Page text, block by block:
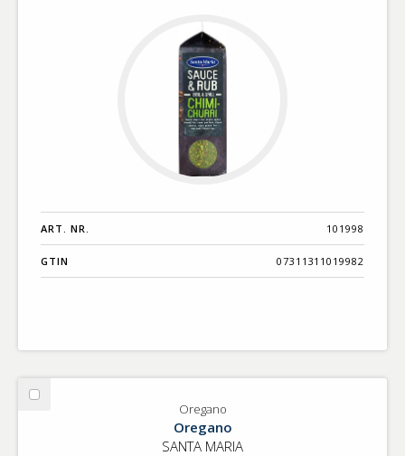
ART. NR. 101998
GTIN 07311311019982
Välj
Oregano
Oregano
SANTA MARIA